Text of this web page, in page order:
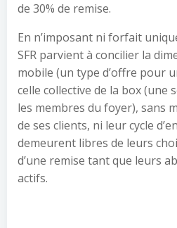
de 30% de remise.
En n’imposant ni forfait
SFR parvient à concilier la
mobile (un type d’offre pour
celle collective de la box (une
les membres du foyer), sans
de ses clients, ni leur cycle
demeurent libres de leurs
d’une remise tant que leurs
actifs.